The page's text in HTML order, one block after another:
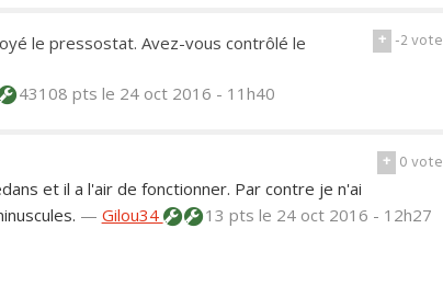
+ -2vote
le pressostat. Avez-vous contrôlé le
43108 pts le 24 oct 2016 - 11h40
+ 0vote
et il a l'air de fonctionner. Par contre je n'ai
— Gilou34 13 pts le 24 oct 2016 - 12h27